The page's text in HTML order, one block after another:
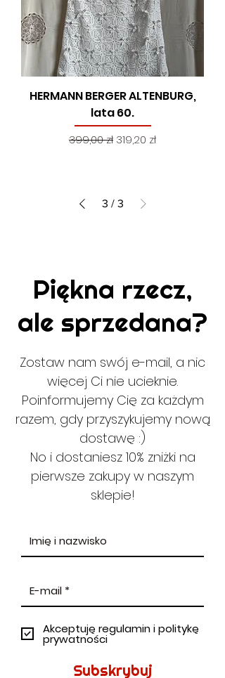
HERMANN BERGER ALTENBURG,
lata 60.
Regularna cena
399,00 zł Cena rabatowa
319,20 zł
3 / 3
Piękna rzecz,
ale sprzedana?
Zostaw nam swój e-mail, a nic
więcej Ci nie ucieknie.
Poinformujemy Cię za każdym
razem, gdy przyszykujemy nową
dostawę :)
No i dostaniesz 10% zniżki na
pierwsze zakupy w naszym
sklepie!
Akceptuję regulamin i politykę
prywatności
Subskrybuj